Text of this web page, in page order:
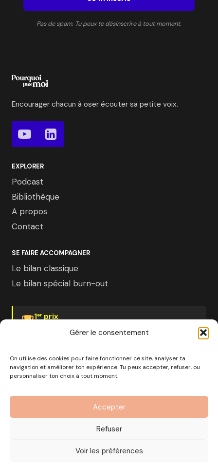
Gérer le consentement
On utilise des cookies pour faire fonctionner ce site, analyser ta
navigation et améliorer ton expérience. Tu peux accepter, refuser, ou
personnaliser ton choix à tout moment.
Accepter
Refuser
Voir les préférences
Pas de spam. Tu peux te désinscrire à tout moment.
Encourager chacun à oser écouter sa petite voix.
EXPLORER
Podcast
Bibliothèque
A propos
Contact
SE FAIRE ACCOMPAGNER
Le bilan classique
Le bilan spécial burn-out
1er prix
capital de 1000€ · RCS Marseille · SIRET
890 976 699 00037
OF n°93 13 18812 13 — Enregistré auprès du préfet de la
région Provence-Alpes-Côte d'Azur
Mentions LégalesPolitique de confidentialité